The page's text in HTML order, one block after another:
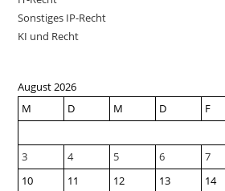
Sonstiges IP-Recht
KI und Recht
August 2026
M
D M D F
3
4 5 6 7
10
11 12 13 14